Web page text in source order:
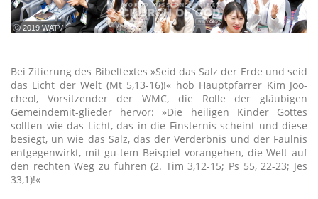
ⓒ 2019 WATV
Bei Zitierung des Bibeltextes »Seid das Salz der Erde und seid
das Licht der Welt (Mt 5,13-16)!« hob Hauptpfarrer Kim Joo-
cheol, Vorsitzender der WMC, die Rolle der gläubigen
Gemeindemit-glieder hervor: »Die heiligen Kinder Gottes
sollten wie das Licht, das in die Finsternis scheint und diese
besiegt, un wie das Salz, das der Verderbnis und der Fäulnis
entgegenwirkt, mit gu-tem Beispiel vorangehen, die Welt auf
den rechten Weg zu führen (2. Tim 3,12-15; Ps 55, 22-23; Jes
33,1)!«